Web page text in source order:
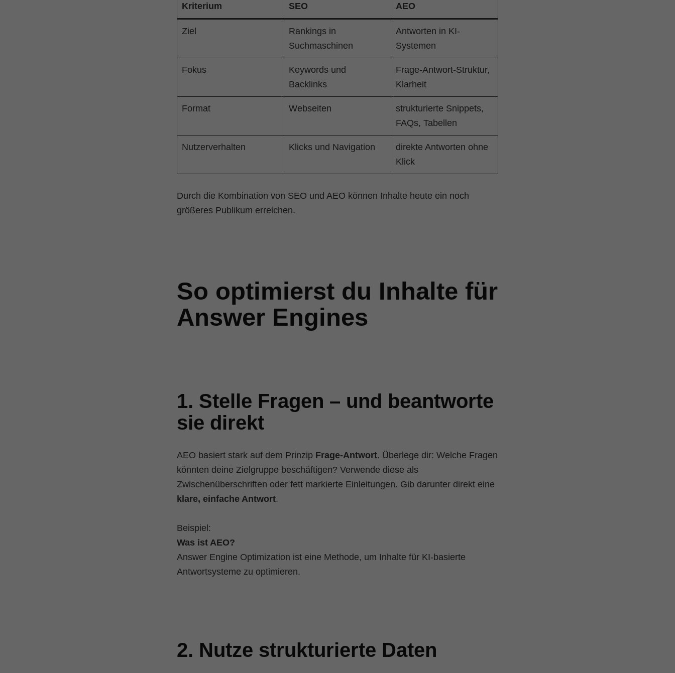
Kriterium SEO AEO
Ziel
Rankings in
Suchmaschinen
Antworten in KI-
Systemen
Fokus
Keywords und
Backlinks
Frage-Antwort-Struktur,
Klarheit
Format Webseiten
strukturierte Snippets,
FAQs, Tabellen
Nutzerverhalten Klicks und Navigation
direkte Antworten ohne
Klick
Durch die Kombination von SEO und AEO können Inhalte heute ein noch
größeres Publikum erreichen.
So optimierst du Inhalte für
Answer Engines
1. Stelle Fragen – und beantworte
sie direkt
AEO basiert stark auf dem Prinzip Frage-Antwort. Überlege dir: Welche Fragen
könnten deine Zielgruppe beschäftigen? Verwende diese als
Zwischenüberschriften oder fett markierte Einleitungen. Gib darunter direkt eine
klare, einfache Antwort.
Beispiel:
Was ist AEO?
Answer Engine Optimization ist eine Methode, um Inhalte für KI-basierte
Antwortsysteme zu optimieren.
2. Nutze strukturierte Daten